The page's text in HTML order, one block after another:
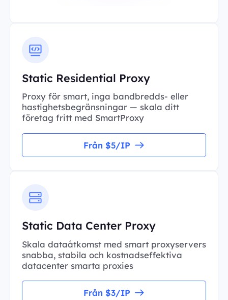
Static Residential Proxy
Proxy för smart, inga bandbredds- eller
hastighetsbegränsningar — skala ditt
företag fritt med SmartProxy
Från $5/IP
Static Data Center Proxy
Skala dataåtkomst med smart proxyservers
snabba, stabila och kostnadseffektiva
datacenter smarta proxies
Från $3/IP